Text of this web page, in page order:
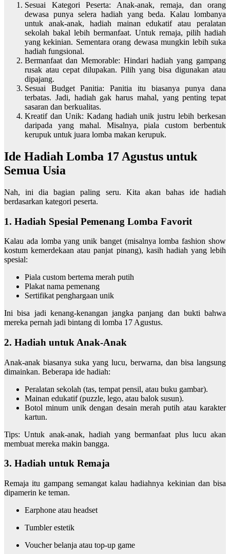
Sesuai Kategori Peserta: Anak-anak, remaja, dan orang
dewasa punya selera hadiah yang beda. Kalau lombanya
untuk anak-anak, hadiah mainan edukatif atau peralatan
sekolah bakal lebih bermanfaat. Untuk remaja, pilih hadiah
yang kekinian. Sementara orang dewasa mungkin lebih suka
hadiah fungsional.
Bermanfaat dan Memorable: Hindari hadiah yang gampang
rusak atau cepat dilupakan. Pilih yang bisa digunakan atau
dipajang.
Sesuai Budget Panitia: Panitia itu biasanya punya dana
terbatas. Jadi, hadiah gak harus mahal, yang penting tepat
sasaran dan berkualitas.
Kreatif dan Unik: Kadang hadiah unik justru lebih berkesan
daripada yang mahal. Misalnya, piala custom berbentuk
kerupuk untuk juara lomba makan kerupuk.
Ide Hadiah Lomba 17 Agustus untuk
Semua Usia
Nah, ini dia bagian paling seru. Kita akan bahas ide hadiah
berdasarkan kategori peserta.
1. Hadiah Spesial Pemenang Lomba Favorit
Kalau ada lomba yang unik banget (misalnya lomba fashion show
kostum kemerdekaan atau panjat pinang), kasih hadiah yang lebih
spesial:
Piala custom bertema merah putih
Plakat nama pemenang
Sertifikat penghargaan unik
Ini bisa jadi kenang-kenangan jangka panjang dan bukti bahwa
mereka pernah jadi bintang di lomba 17 Agustus.
2. Hadiah untuk Anak-Anak
Anak-anak biasanya suka yang lucu, berwarna, dan bisa langsung
dimainkan. Beberapa ide hadiah:
Peralatan sekolah (tas, tempat pensil, atau buku gambar).
Mainan edukatif (puzzle, lego, atau balok susun).
Botol minum unik dengan desain merah putih atau karakter
kartun.
Tips: Untuk anak-anak, hadiah yang bermanfaat plus lucu akan
membuat mereka makin bangga.
3. Hadiah untuk Remaja
Remaja itu gampang semangat kalau hadiahnya kekinian dan bisa
dipamerin ke teman.
Earphone atau headset
Tumbler estetik
Voucher belanja atau top-up game